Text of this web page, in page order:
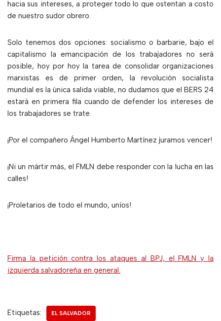
hacia sus intereses, a proteger todo lo que ostentan a costo
de nuestro sudor obrero.
Solo tenemos dos opciones: socialismo o barbarie, bajo el
capitalismo la emancipación de los trabajadores no será
posible, hoy por hoy la tarea de consolidar organizaciones
marxistas es de primer orden, la revolución socialista
mundial es la única salida viable, no dudamos que el BERS 24
estará en primera fila cuando de defender los intereses de
los trabajadores se trate.
¡Por el compañero Ángel Humberto Martínez juramos vencer!
¡Ni un mártir más, el FMLN debe responder con la lucha en las
calles!
¡Proletarios de todo el mundo, uníos!
Firma la petición contra los ataques al BPJ, el FMLN y la
izquierda salvadoreña en general.
Etiquetas: EL SALVADOR